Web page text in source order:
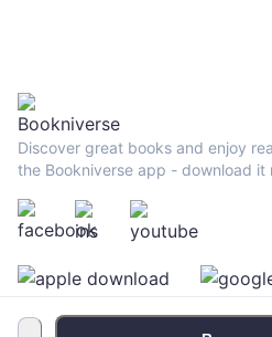
Discover great books and enjoy
the Bookniverse app - download it